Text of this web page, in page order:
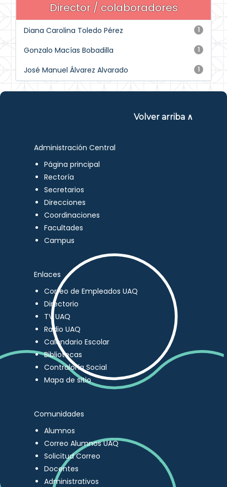
Director / colaboradores
1
Diana Carolina Toledo Pérez
1
Gonzalo Macías Bobadilla
1
José Manuel Álvarez Alvarado
Volver arriba ∧
Administración Central
Página principal
Rectoría
Secretarios
Direcciones
Coordinaciones
Facultades
Campus
Enlaces
Correo de Empleados UAQ
Directorio
TV UAQ
Radio UAQ
Calendario Escolar
Bibliotecas
Contraloría Social
Mapa de sitio
Comunidades
Alumnos
Correo Alumnos UAQ
Solicitud Correo
Docentes
Administrativos